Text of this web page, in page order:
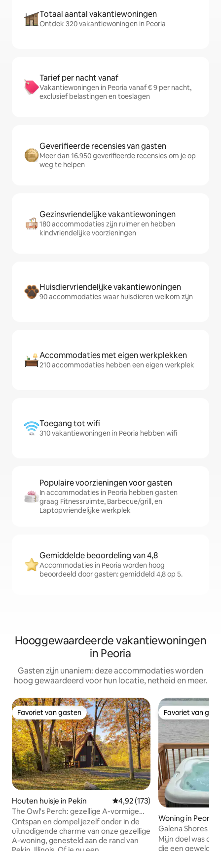
Totaal aantal vakantiewoningen
Ontdek 320 vakantiewoningen in Peoria
Tarief per nacht vanaf
Vakantiewoningen in Peoria vanaf € 9 per nacht,
exclusief belastingen en toeslagen
Geverifieerde recensies van gasten
Meer dan 16.950 geverifieerde recensies om je op
weg te helpen
Gezinsvriendelijke vakantiewoningen
180 accommodaties zijn ruimer en hebben
kindvriendelijke voorzieningen
Huisdiervriendelijke vakantiewoningen
90 accommodaties waar huisdieren welkom zijn
Accommodaties met eigen werkplekken
210 accommodaties hebben een eigen werkplek
Toegang tot wifi
310 vakantiewoningen in Peoria hebben wifi
Populaire voorzieningen voor gasten
In accommodaties in Peoria hebben gasten
graag Fitnessruimte, Barbecue/grill, en
Laptopvriendelijke werkplek
Gemiddelde beoordeling van 4,8
Accommodaties in Peoria worden hoog
beoordeeld door gasten: gemiddeld 4,8 op 5.
Hooggewaardeerde vakantiewoningen
in Peoria
Gasten zijn unaniem: deze accommodaties worden
hoog gewaardeerd voor hun locatie, netheid en meer.
Favoriet van gasten
Favoriet van gasten
Houten huisje in Pekin Gemiddelde beoordeling van
4,92 (173)
The Owl's Perch: gezellige A-vormige
hut en speelkamer
Ontspan en dompel jezelf onder in de
uitnodigende charme van onze gezellige
A-woning, genesteld aan de rand van
Favoriet van
Favoriet van
Woning in Peoria
Galena Shores
water
Mijn doel was
die een